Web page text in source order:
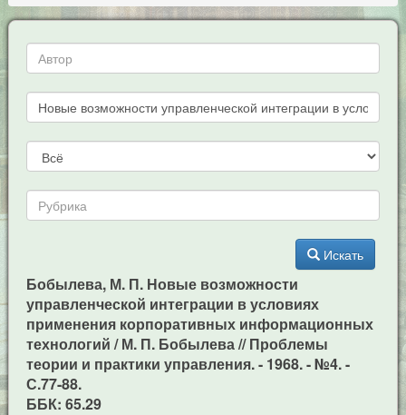
Искать
Бобылева, М. П. Новые возможности
управленческой интеграции в условиях
применения корпоративных информационных
технологий / М. П. Бобылева // Проблемы
теории и практики управления. - 1968. - №4. -
С.77-88.
ББК: 65.29